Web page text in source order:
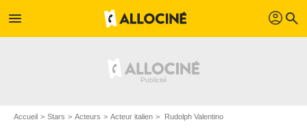
menu profil search
Accueil Stars Acteurs Acteur italien Rudolph Valentino